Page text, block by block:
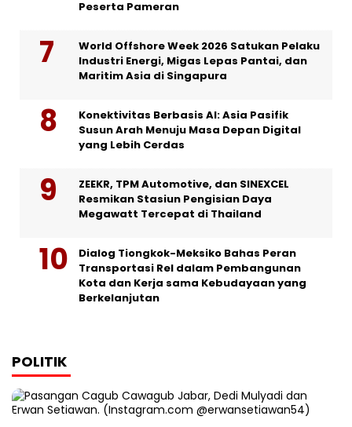
Peserta Pameran
World Offshore Week 2026 Satukan Pelaku
Industri Energi, Migas Lepas Pantai, dan
Maritim Asia di Singapura
Konektivitas Berbasis AI: Asia Pasifik
Susun Arah Menuju Masa Depan Digital
yang Lebih Cerdas
ZEEKR, TPM Automotive, dan SINEXCEL
Resmikan Stasiun Pengisian Daya
Megawatt Tercepat di Thailand
Dialog Tiongkok-Meksiko Bahas Peran
Transportasi Rel dalam Pembangunan
Kota dan Kerja sama Kebudayaan yang
Berkelanjutan
POLITIK